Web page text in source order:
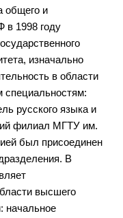
общего и
в 1998 году
изначально
в области
специальностям:
русского языка и
филиал МГТУ им.
был присоединен
В
высшего
начальное